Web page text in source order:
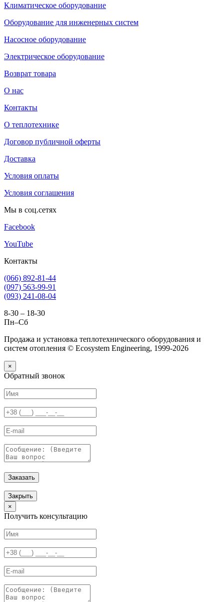
Климатическое оборудование
Оборудование для инженерных систем
Насосное оборудование
Электрическое оборудование
Возврат товара
О нас
Контакты
О теплотехнике
Договор публичной оферты
Доставка
Условия оплаты
Условия соглашения
Мы в соц.сетях
Facebook
YouTube
Контакты
(066) 892-81-44
(097) 563-99-91
(093) 241-08-04
8-30 – 18-30
Пн–Сб
Продажа и установка теплотехнического оборудования и
систем отопления © Ecosystem Engineering, 1999-2026
×
Обратный звонок
Заказать
Закрыть
×
Получить консультацию